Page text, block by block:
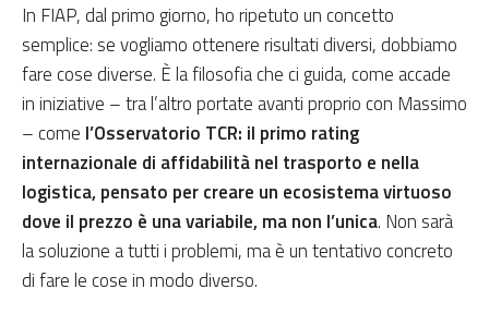
In FIAP, dal primo giorno, ho ripetuto un concetto
semplice: se vogliamo ottenere risultati diversi, dobbiamo
fare cose diverse. È la filosofia che ci guida, come accade
in iniziative – tra l’altro portate avanti proprio con Massimo
– come l’Osservatorio TCR: il primo rating
internazionale di affidabilità nel trasporto e nella
logistica, pensato per creare un ecosistema virtuoso
dove il prezzo è una variabile, ma non l’unica. Non sarà
la soluzione a tutti i problemi, ma è un tentativo concreto
di fare le cose in modo diverso.